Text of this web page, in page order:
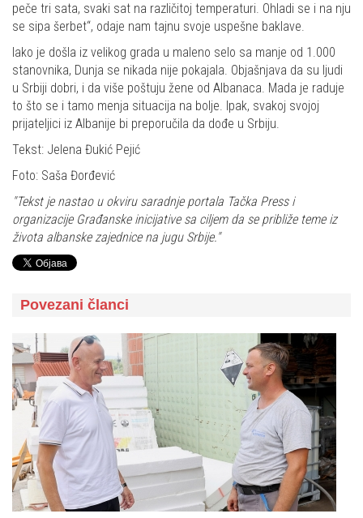
peče tri sata, svaki sat na različitoj temperaturi. Ohladi se i na nju
se sipa šerbet“, odaje nam tajnu svoje uspešne baklave.
Iako je došla iz velikog grada u maleno selo sa manje od 1.000
stanovnika, Dunja se nikada nije pokajala. Objašnjava da su ljudi
u Srbiji dobri, i da više poštuju žene od Albanaca. Mada je raduje
to što se i tamo menja situacija na bolje. Ipak, svakoj svojoj
prijateljici iz Albanije bi preporučila da dođe u Srbiju.
Tekst: Jelena Đukić Pejić
Foto: Saša Đorđević
"Tekst je nastao u okviru saradnje portala Tačka Press i
organizacije Građanske inicijative sa ciljem da se približe teme iz
života albanske zajednice na jugu Srbije."
Povezani članci